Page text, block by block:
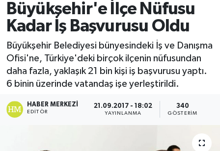
Büyükşehir'e İlçe Nüfusu
Kadar İş Başvurusu Oldu
Büyükşehir Belediyesi bünyesindeki İş ve Danışma
Ofisi'ne, Türkiye'deki birçok ilçenin nüfusundan
daha fazla, yaklaşık 21 bin kişi iş başvurusu yaptı.
6 binin üzerinde vatandaş işe yerleştirildi.
HABER MERKEZI
EDITÖR
21.09.2017 - 18:02
YAYINLANMA
340
GÖSTERIM